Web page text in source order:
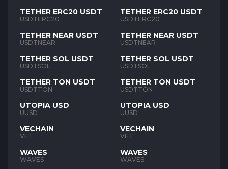
TETHER ERC20 USDT
USDTERC20
TETHER NEAR USDT
USDTNEAR
TETHER SOL USDT
USDTSOL
TETHER TON USDT
USDTTON
UTOPIA USD
UUSD
VECHAIN
VET
WAVES
WAVES
TETHER ERC20 USDT
USDTERC20
TETHER NEAR USDT
USDTNEAR
TETHER SOL USDT
USDTSOL
TETHER TON USDT
USDTTON
UTOPIA USD
UUSD
VECHAIN
VET
WAVES
WAVES